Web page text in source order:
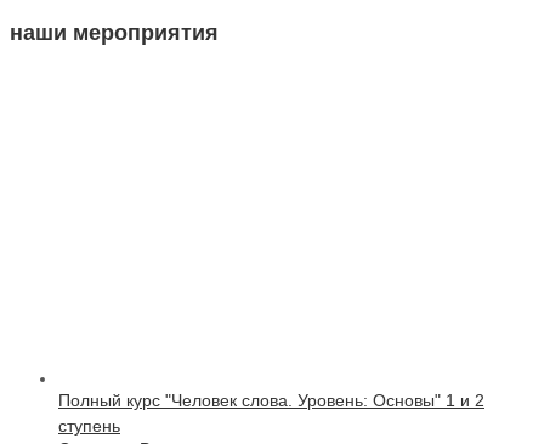
наши мероприятия
Полный курс "Человек слова. Уровень: Основы" 1 и 2
ступень